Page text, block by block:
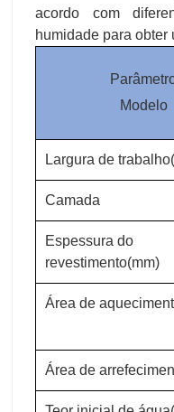
acordo com
humidade para obter
Modelo
Largura de
Camada
Espessura do
revestimento(mm)
Área de
Área de